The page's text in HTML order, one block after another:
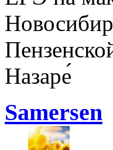
Назаре́
Samersen